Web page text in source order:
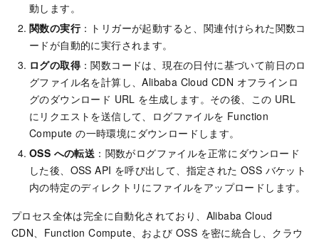
動します。
関数の実行：トリガーが起動すると、関連付けられた関数コ
ードが自動的に実行されます。
ログの取得 ：関数コードは、現在の日付に基づいて前日のロ
グファイル名を計算し、Alibaba Cloud CDN オフラインロ
グのダウンロード URL を生成します。その後、この URL
にリクエストを送信して、ログファイルを Function
Compute の一時環境にダウンロードします。
OSS への転送 ：関数がログファイルを正常にダウンロード
した後、OSS API を呼び出して、指定された OSS バケット
内の特定のディレクトリにファイルをアップロードします。
プロセス全体は完全に自動化されており、Alibaba Cloud
CDN、Function Compute、および OSS を密に統合し、クラウ